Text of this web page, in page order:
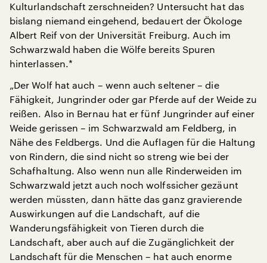
Kulturlandschaft zerschneiden? Untersucht hat das
bislang niemand eingehend, bedauert der Ökologe
Albert Reif von der Universität Freiburg. Auch im
Schwarzwald haben die Wölfe bereits Spuren
hinterlassen.*
„Der Wolf hat auch – wenn auch seltener – die
Fähigkeit, Jungrinder oder gar Pferde auf der Weide zu
reißen. Also in Bernau hat er fünf Jungrinder auf einer
Weide gerissen – im Schwarzwald am Feldberg, in
Nähe des Feldbergs. Und die Auflagen für die Haltung
von Rindern, die sind nicht so streng wie bei der
Schafhaltung. Also wenn nun alle Rinderweiden im
Schwarzwald jetzt auch noch wolfssicher gezäunt
werden müssten, dann hätte das ganz gravierende
Auswirkungen auf die Landschaft, auf die
Wanderungsfähigkeit von Tieren durch die
Landschaft, aber auch auf die Zugänglichkeit der
Landschaft für die Menschen – hat auch enorme